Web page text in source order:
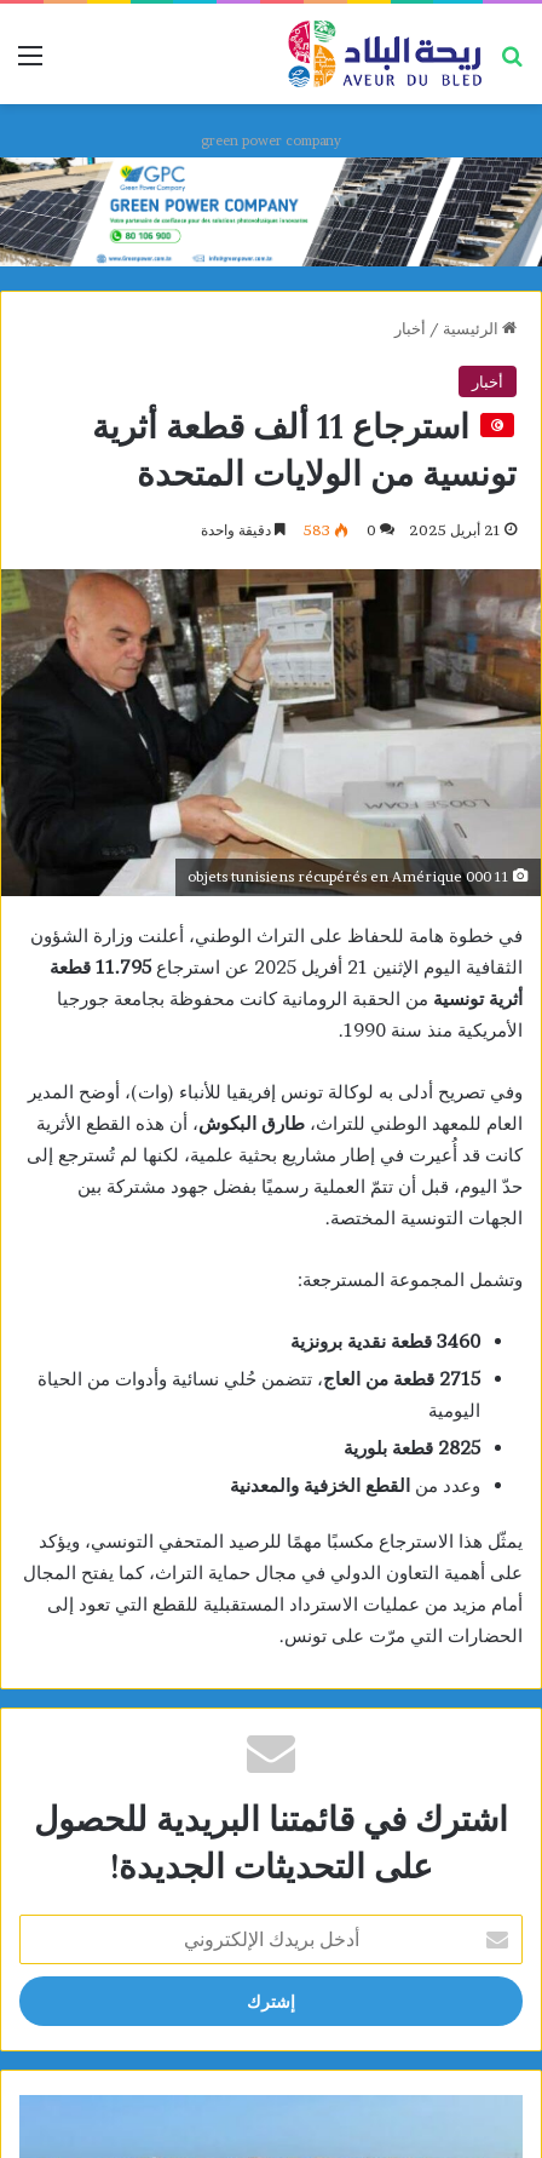
بحث عن
green power company
الرئيسية / أخبار
أخبار
استرجاع 11 ألف قطعة أثرية
تونسية من الولايات المتحدة
21 أبريل 2025 0
583 دقيقة واحدة
في خطوة هامة للحفاظ على التراث الوطني، أعلنت وزارة الشؤون
الثقافية اليوم الإثنين 21 أفريل 2025 عن استرجاع
11.795 قطعة
أثرية تونسية من الحقبة الرومانية كانت محفوظة بجامعة جورجيا
الأمريكية منذ سنة 1990.
وفي تصريح أدلى به لوكالة تونس إفريقيا للأنباء (وات)، أوضح المدير
العام للمعهد الوطني للتراث، طارق البكوش، أن هذه القطع الأثرية
كانت قد أُعيرت في إطار مشاريع بحثية علمية، لكنها لم تُسترجع إلى
حدّ اليوم، قبل أن تتمّ العملية رسميًا بفضل جهود مشتركة بين
الجهات التونسية المختصة.
وتشمل المجموعة المسترجعة:
3460 قطعة نقدية برونزية
2715 قطعة من العاج
، تتضمن حُلي نسائية وأدوات من الحياة
اليومية
2825 قطعة بلورية
وعدد من القطع الخزفية والمعدنية
يمثّل هذا الاسترجاع مكسبًا مهمًا للرصيد المتحفي التونسي، ويؤكد
على أهمية التعاون الدولي في مجال حماية التراث، كما يفتح المجال
أمام مزيد من عمليات الاسترداد المستقبلية للقطع التي تعود إلى
الحضارات التي مرّت على تونس.
اشترك في قائمتنا البريدية للحصول
على التحديثات الجديدة!
بريدك
الإلكتروني